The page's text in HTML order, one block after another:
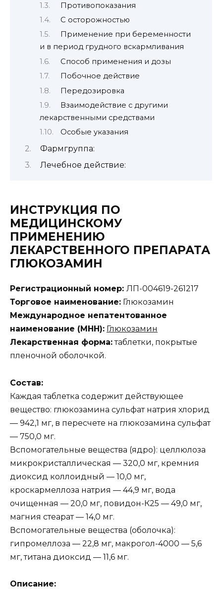
Противопоказания
С осторожностью
Применение при беременности
и в период грудного вскармливания
Способ применения и дозы
Побочное действие
Передозировка
Взаимодействие с другими
лекарственными средствами
Особые указания
Фармгруппа:
Лечебное действие:
ИНСТРУКЦИЯ ПО
МЕДИЦИНСКОМУ
ПРИМЕНЕНИЮ
ЛЕКАРСТВЕННОГО ПРЕПАРАТА
ГЛЮКОЗАМИН
Регистрационный номер: ЛП-004619-261217
Торговое наименование: Глюкозамин
Международное непатентованное
наименование (МНН): Глюкозамин
Лекарственная форма:таблетки, покрытые
пленочной оболочкой.
Состав:
Каждая таблетка содержит действующее
вещество: глюкозамина сульфат натрия хлорид
— 942,1 мг, в пересчете на глюкозамина сульфат
— 750,0 мг.
Вспомогательные вещества (ядро): целлюлоза
микрокристаллическая — 320,0 мг, кремния
диоксид коллоидный — 10,0 мг,
кроскармеллоза натрия — 44,9 мг, вода
очищенная — 20,0 мг, повидон-К25 — 49,0 мг,
магния стеарат — 14,0 мг.
Вспомогательные вещества (оболочка):
гипромеллоза — 22,8 мг, макрогол-4000 — 5,6
мг, титана диоксид — 11,6 мг.
Описание: